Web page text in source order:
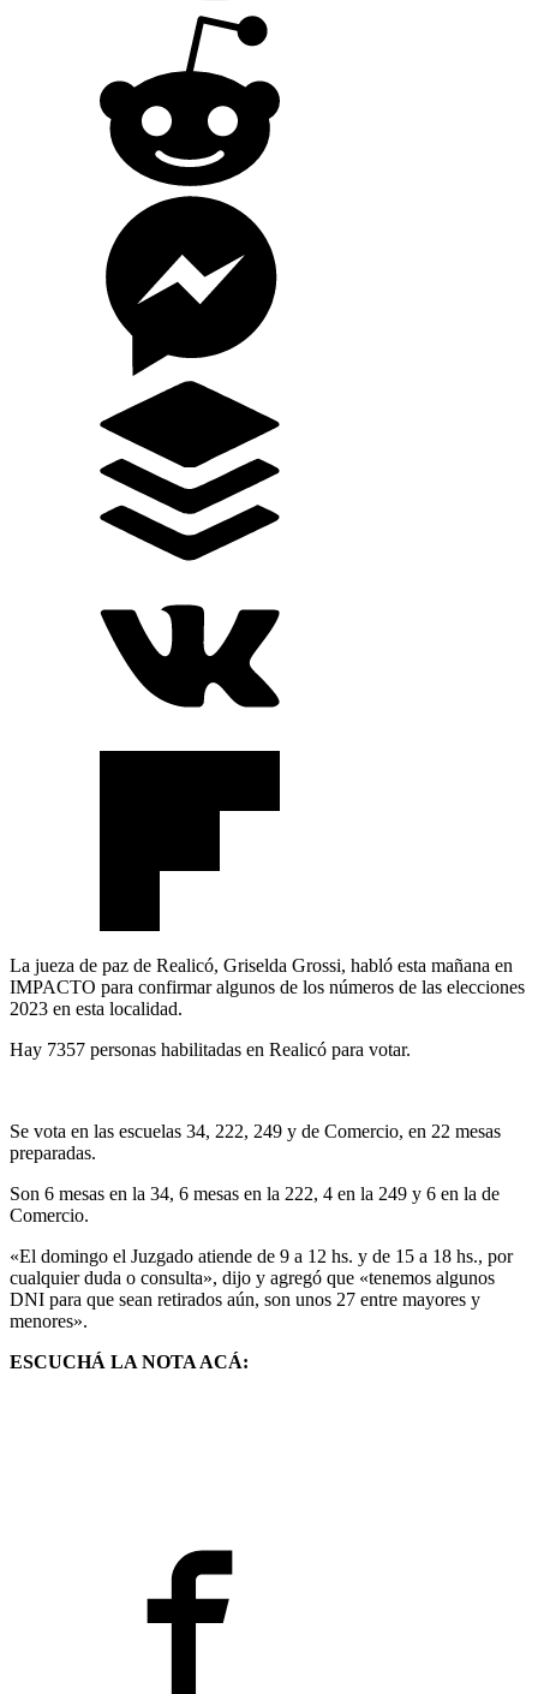
La jueza de paz de Realicó, Griselda Grossi, habló esta mañana en
IMPACTO para confirmar algunos de los números de las elecciones
2023 en esta localidad.
Hay 7357 personas habilitadas en Realicó para votar.
Se vota en las escuelas 34, 222, 249 y de Comercio, en 22 mesas
preparadas.
Son 6 mesas en la 34, 6 mesas en la 222, 4 en la 249 y 6 en la de
Comercio.
«El domingo el Juzgado atiende de 9 a 12 hs. y de 15 a 18 hs., por
cualquier duda o consulta», dijo y agregó que «tenemos algunos
DNI para que sean retirados aún, son unos 27 entre mayores y
menores».
ESCUCHÁ LA NOTA ACÁ: